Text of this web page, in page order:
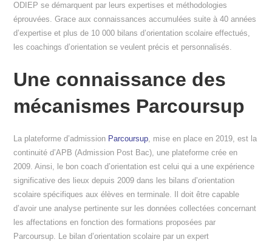
ODIEP se démarquent par leurs expertises et méthodologies
éprouvées. Grace aux connaissances accumulées suite à 40 années
d’expertise et plus de 10 000 bilans d’orientation scolaire effectués,
les coachings d’orientation se veulent précis et personnalisés.
Une connaissance des
mécanismes Parcoursup
La plateforme d’admission Parcoursup, mise en place en 2019, est la
continuité d’APB (Admission Post Bac), une plateforme crée en
2009. Ainsi, le bon coach d’orientation est celui qui a une expérience
significative des lieux depuis 2009 dans les bilans d’orientation
scolaire spécifiques aux élèves en terminale. Il doit être capable
d’avoir une analyse pertinente sur les données collectées concernant
les affectations en fonction des formations proposées par
Parcoursup. Le bilan d’orientation scolaire par un expert